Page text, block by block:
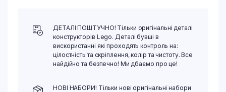
ДЕТАЛІ ПОШТУЧНО! Тільки оригінальні деталі
конструкторів Lego. Деталі бувші в
вискористанні які проходять контроль на:
цілостність та скріплення, колір та чистоту. Все
найдійно та безпечно! Ми дбаємо про це!
НОВІ НАБОРИ! Тільки нові оригінальні набори